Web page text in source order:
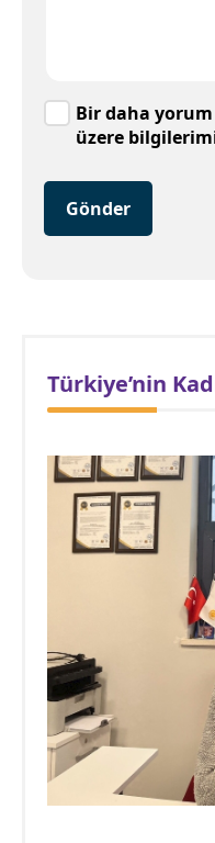
Bir daha
üzere
Gönder
Türkiye’nin